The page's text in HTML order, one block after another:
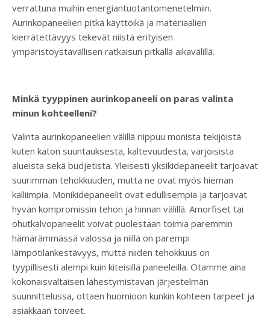
verrattuna muihin energiantuotantomenetelmiin.
Aurinkopaneelien pitkä käyttöikä ja materiaalien
kierrätettävyys tekevät niistä erityisen
ympäristöystävällisen ratkaisun pitkällä aikavälillä.
Minkä tyyppinen aurinkopaneeli on paras valinta
minun kohteelleni?
Valinta aurinkopaneelien välillä riippuu monista tekijöistä
kuten katon suuntauksesta, kaltevuudesta, varjoisista
alueista sekä budjetista. Yleisesti yksikidepaneelit tarjoavat
suurimman tehokkuuden, mutta ne ovat myös hieman
kalliimpia. Monikidepaneelit ovat edullisempia ja tarjoavat
hyvän kompromissin tehon ja hinnan välillä. Amorfiset tai
ohutkalvopaneelit voivat puolestaan toimia paremmin
hämärämmässä valossa ja niillä on parempi
lämpötilankestävyys, mutta niiden tehokkuus on
tyypillisesti alempi kuin kiteisillä paneeleilla. Otamme aina
kokonaisvaltaisen lähestymistavan järjestelmän
suunnittelussa, ottaen huomioon kunkin kohteen tarpeet ja
asiakkaan toiveet.